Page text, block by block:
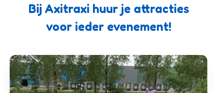
Bij Axitraxi huur je attracties
voor ieder evenement!